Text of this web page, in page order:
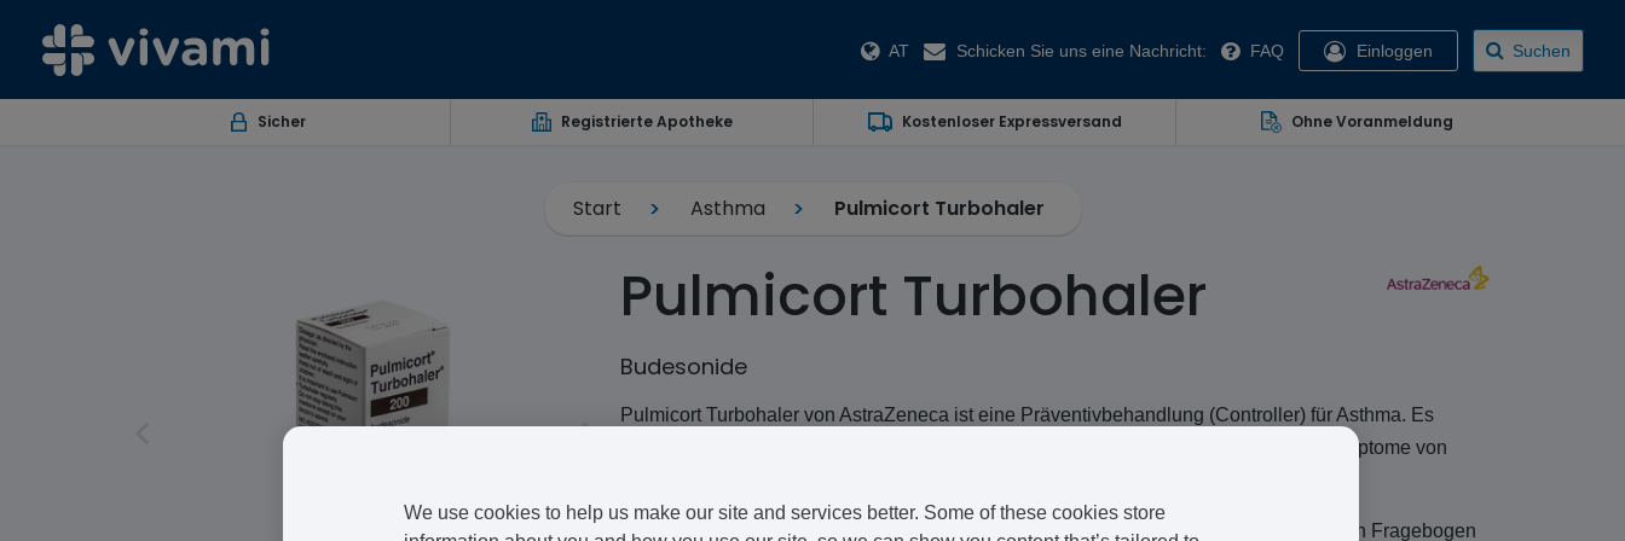
AT Schicken Sie uns eine Nachricht: FAQ Einloggen Suchen
Sicher Registrierte Apotheke Kostenloser Expressversand Ohne Voranmeldung
Start Asthma Pulmicort Turbohaler
Pulmicort Turbohaler
Budesonide
Pulmicort Turbohaler von AstraZeneca ist eine Präventivbehandlung (Controller) für Asthma. Es
enthält ein Kortokosteroid, um durch die Entzündungshemmung das Auftreten der Symptome von
Hier können Sie Pulmicort Turbohaler online kaufen. Füllen Sie unseren medizinischen Fragebogen
We use cookies to help us make our site and services better. Some of these cookies store